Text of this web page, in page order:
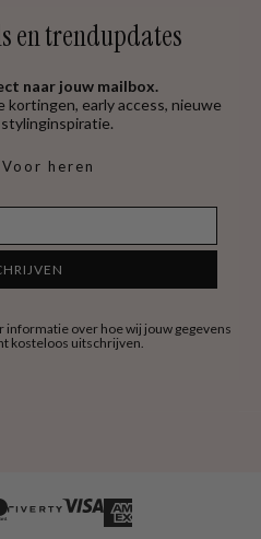
en trendupdates
naar jouw mailbox.
early access, nieuwe
Voor heren
informatie over hoe wij jouw gegevens
kosteloos uitschrijven.